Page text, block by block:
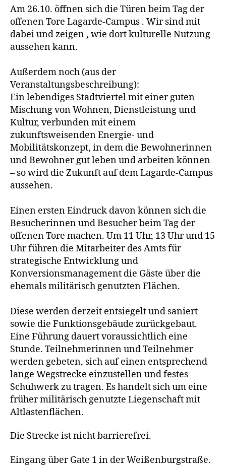
Am 26.10. öffnen sich die Türen beim Tag der
offenen Tore Lagarde-Campus . Wir sind mit
dabei und zeigen , wie dort kulturelle Nutzung
aussehen kann.
Außerdem noch (aus der
Veranstaltungsbeschreibung):
Ein lebendiges Stadtviertel mit einer guten
Mischung von Wohnen, Dienstleistung und
Kultur, verbunden mit einem
zukunftsweisenden Energie- und
Mobilitätskonzept, in dem die Bewohnerinnen
und Bewohner gut leben und arbeiten können
– so wird die Zukunft auf dem Lagarde-Campus
aussehen.
Einen ersten Eindruck davon können sich die
Besucherinnen und Besucher beim Tag der
offenen Tore machen. Um 11 Uhr, 13 Uhr und 15
Uhr führen die Mitarbeiter des Amts für
strategische Entwicklung und
Konversionsmanagement die Gäste über die
ehemals militärisch genutzten Flächen.
Diese werden derzeit entsiegelt und saniert
sowie die Funktionsgebäude zurückgebaut.
Eine Führung dauert voraussichtlich eine
Stunde. Teilnehmerinnen und Teilnehmer
werden gebeten, sich auf einen entsprechend
lange Wegstrecke einzustellen und festes
Schuhwerk zu tragen. Es handelt sich um eine
früher militärisch genutzte Liegenschaft mit
Altlastenflächen.
Die Strecke ist nicht barrierefrei.
Eingang über Gate 1 in der Weißenburgstraße.